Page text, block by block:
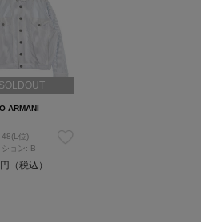
SOLDOUT
ARMANI
48(L位)
ション: B
（税込）